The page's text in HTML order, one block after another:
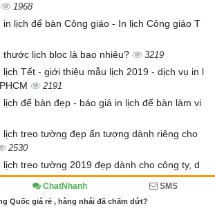
1968
in lịch để bàn Công giáo - In lịch Công giáo T
thước lịch bloc là bao nhiêu? 3219
lịch Tết - giới thiệu mẫu lịch 2019 - dịch vụ in l
2191
lịch để bàn đẹp - báo giá in lịch để bàn làm vi
lịch treo tường đẹp ấn tượng dành riêng cho
2530
lịch treo tường 2019 đẹp dành cho công ty, d
2998
ChatNhanh SMS
Quốc giá rẻ , hàng nhái đã chấm dứt?